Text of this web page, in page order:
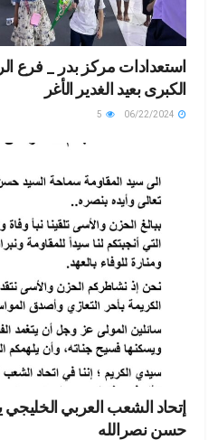
استعدادات مركز بدر _ فرع
الكبرى بعيد الغدير الأغر
إتحاد الشعب العربي
حسن نصرالله